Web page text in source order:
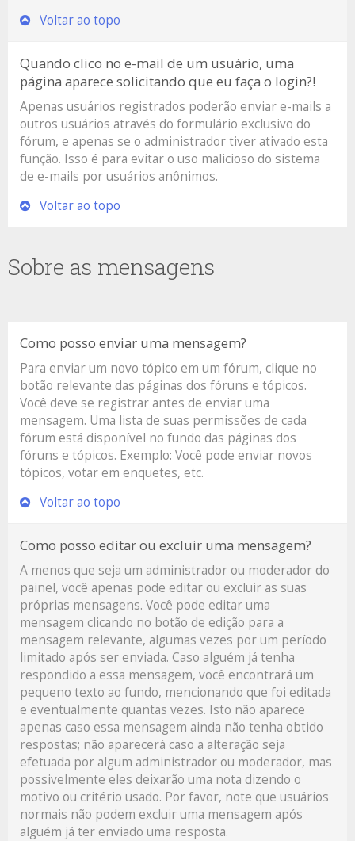
Voltar ao topo
Quando clico no e-mail de um usuário, uma
página aparece solicitando que eu faça o login?!
Apenas usuários registrados poderão enviar e-mails a
outros usuários através do formulário exclusivo do
fórum, e apenas se o administrador tiver ativado esta
função. Isso é para evitar o uso malicioso do sistema
de e-mails por usuários anônimos.
Voltar ao topo
Sobre as mensagens
Como posso enviar uma mensagem?
Para enviar um novo tópico em um fórum, clique no
botão relevante das páginas dos fóruns e tópicos.
Você deve se registrar antes de enviar uma
mensagem. Uma lista de suas permissões de cada
fórum está disponível no fundo das páginas dos
fóruns e tópicos. Exemplo: Você pode enviar novos
tópicos, votar em enquetes, etc.
Voltar ao topo
Como posso editar ou excluir uma mensagem?
A menos que seja um administrador ou moderador do
painel, você apenas pode editar ou excluir as suas
próprias mensagens. Você pode editar uma
mensagem clicando no botão de edição para a
mensagem relevante, algumas vezes por um período
limitado após ser enviada. Caso alguém já tenha
respondido a essa mensagem, você encontrará um
pequeno texto ao fundo, mencionando que foi editada
e eventualmente quantas vezes. Isto não aparece
apenas caso essa mensagem ainda não tenha obtido
respostas; não aparecerá caso a alteração seja
efetuada por algum administrador ou moderador, mas
possivelmente eles deixarão uma nota dizendo o
motivo ou critério usado. Por favor, note que usuários
normais não podem excluir uma mensagem após
alguém já ter enviado uma resposta.